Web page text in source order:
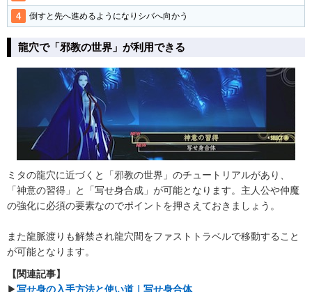
倒すと先へ進めるようになりシバへ向かう
龍穴で「邪教の世界」が利用できる
ミタの龍穴に近づくと「邪教の世界」のチュートリアルがあり、
「神意の習得」と「写せ身合成」が可能となります。主人公や仲魔
の強化に必須の要素なのでポイントを押さえておきましょう。
また龍脈渡りも解禁され龍穴間をファストトラベルで移動すること
が可能となります。
【関連記事】
▶︎写せ身の入手方法と使い道｜写せ身合体